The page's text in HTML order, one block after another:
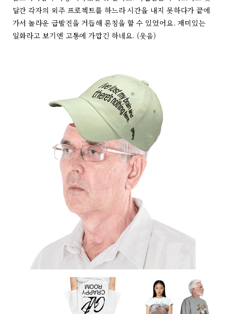
달간 각자의 외주 프로젝트를 하느라 시간을 내지 못하다가 끝에
가서 놀라운 급발진을 거듭해 론칭을 할 수 있었어요. 재미있는
일화라고 보기엔 고통에 가깝긴 하네요. (웃음)